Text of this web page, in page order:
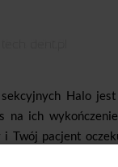
Halo
na ich
i Twój pacjent
klinom. Ten